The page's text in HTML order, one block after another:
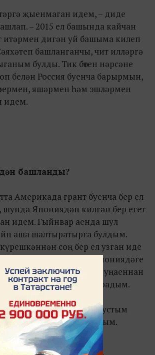
җыенмаган идем, – диде
– 2015 ел башында кайчан
итәрмен дигән уй башыма килеп
башланганчы, чит илләргә
булды. Тик бөтен нәрсәне
белән Россия буенча барырмын,
яшәрмен һәм эшләрмен
идем.
башланды?
Америкада грант буенча бер ел
Япониядән килгән бер егет
идем. Гыйнвар аенда шул
аша шалтыратырга булдым.
соң бер ел узган иде
кызыксынасым, Япониядәге
белешәсем килде. Сүз уңаеннан
алу кыенмы?» – дип сорадым.
чакыру булса, бер дә
диделәр. Шаярып кына дустым
җибәрергә сорадым.